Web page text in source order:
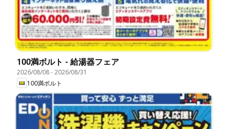
100満ボルト - 給湯器フェア
2026/08/08-2026/08/31
100満ボルト